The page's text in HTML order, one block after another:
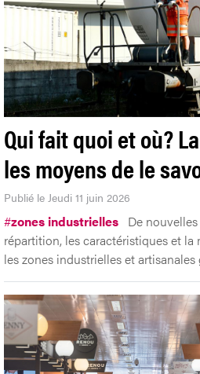
Qui fait quoi et où?
les moyens de le
Publié le Jeudi 11 juin 2026
#zones industrielles De
répartition, les caractéristiques et
les zones industrielles et artisanales